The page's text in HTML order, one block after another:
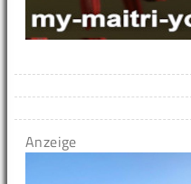
Anzeige